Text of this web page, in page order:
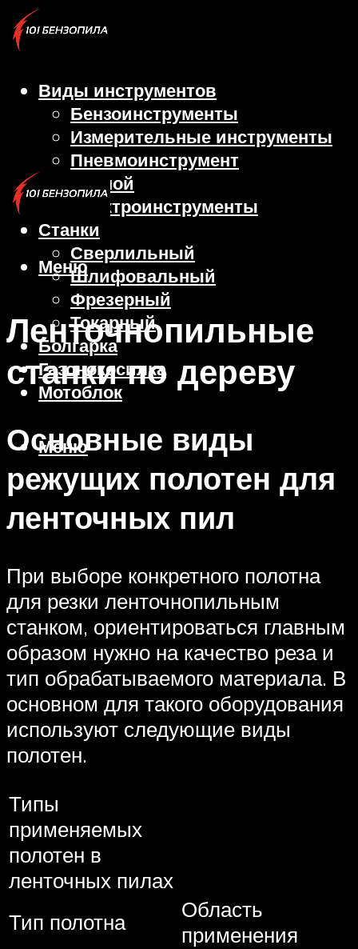
Виды инструментов
Бензоинструменты
Измерительные инструменты
Пневмоинструмент
Ручной
Электроинструменты
Станки
Сверлильный
Шлифовальный
Фрезерный
Токарный
Болгарка
Газонокосилка
Мотоблок
Меню
Меню
Ленточнопильные
станки по дереву
Основные виды
режущих полотен для
ленточных пил
При выборе конкретного полотна
для резки ленточнопильным
станком, ориентироваться главным
образом нужно на качество реза и
тип обрабатываемого материала. В
основном для такого оборудования
используют следующие виды
полотен.
Типы
применяемых
полотен в
ленточных пилах
Тип полотна
Область
применения